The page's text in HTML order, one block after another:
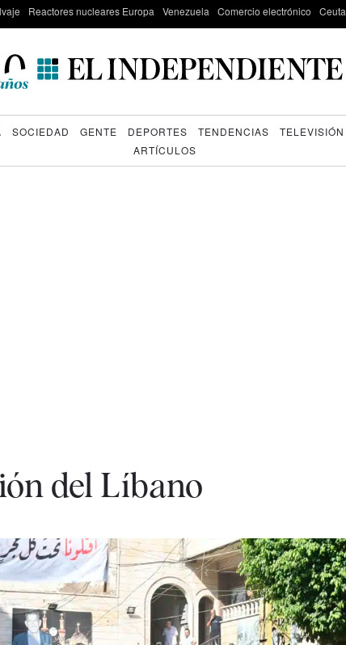
Reactores nucleares Europa Venezuela Comercio electrónico Ceuta
SOCIEDAD GENTE DEPORTES TENDENCIAS TELEVISIÓN
ARTÍCULOS
del Líbano